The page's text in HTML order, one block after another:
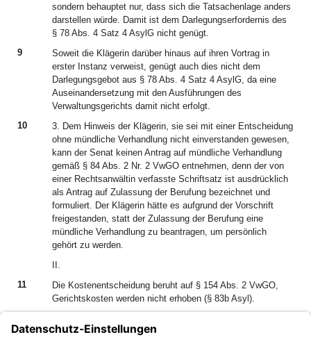
sondern behauptet nur, dass sich die Tatsachenlage anders
darstellen würde. Damit ist dem Darlegungserfordernis des
§ 78 Abs. 4 Satz 4 AsylG nicht genügt.
9
Soweit die Klägerin darüber hinaus auf ihren Vortrag in
erster Instanz verweist, genügt auch dies nicht dem
Darlegungsgebot aus § 78 Abs. 4 Satz 4 AsylG, da eine
Auseinandersetzung mit den Ausführungen des
Verwaltungsgerichts damit nicht erfolgt.
10
3. Dem Hinweis der Klägerin, sie sei mit einer Entscheidung
ohne mündliche Verhandlung nicht einverstanden gewesen,
kann der Senat keinen Antrag auf mündliche Verhandlung
gemäß § 84 Abs. 2 Nr. 2 VwGO entnehmen, denn der von
einer Rechtsanwältin verfasste Schriftsatz ist ausdrücklich
als Antrag auf Zulassung der Berufung bezeichnet und
formuliert. Der Klägerin hätte es aufgrund der Vorschrift
freigestanden, statt der Zulassung der Berufung eine
mündliche Verhandlung zu beantragen, um persönlich
gehört zu werden.
II.
11
Die Kostenentscheidung beruht auf § 154 Abs. 2 VwGO,
Gerichtskosten werden nicht erhoben (§ 83b Asyl).
Der Beschluss ist unanfechtbar, da mit der Ablehnung des